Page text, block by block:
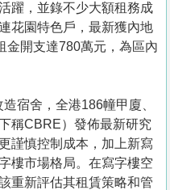
躍，並錄不少大額租務成
花園特色戶，最新獲內地
金開支達780萬元，為區內
宿舍，全港186幢甲廈、
稱CBRE）發佈最新研究
謹慎控制成本，加上新寫
樓市場格局。在寫字樓空
重新評估其租賃策略和管